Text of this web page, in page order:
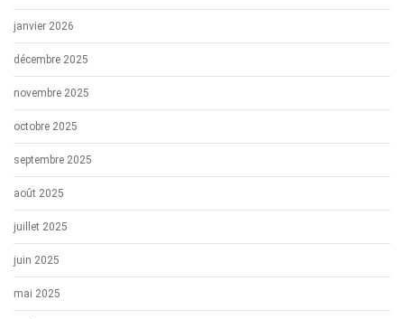
janvier 2026
décembre 2025
novembre 2025
octobre 2025
septembre 2025
août 2025
juillet 2025
juin 2025
mai 2025